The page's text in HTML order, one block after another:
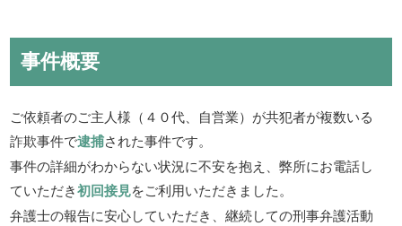
事件概要
ご依頼者のご主人様（４０代、自営業）が共犯者が複数いる
詐欺事件で逮捕された事件です。
事件の詳細がわからない状況に不安を抱え、弊所にお電話し
ていただき初回接見をご利用いただきました。
弁護士の報告に安心していただき、継続しての刑事弁護活動